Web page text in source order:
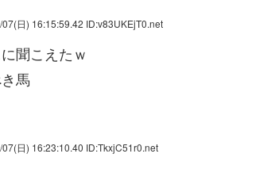
07(日) 16:15:59.42 ID:v83UKEjT0.net
聞こえたｗ
馬
07(日) 16:23:10.40 ID:TkxjC51r0.net